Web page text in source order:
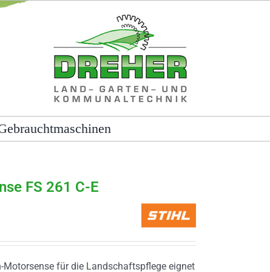
FS 261 C-E
für die Landschaftspflege eignet